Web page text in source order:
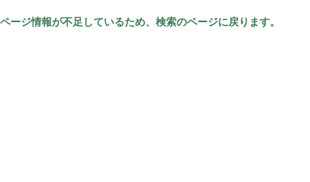
ページ情報が不足しているため、検索のページに戻ります。